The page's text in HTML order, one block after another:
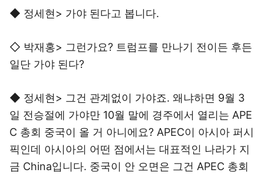
◆ 정세현> 가야 된다고 봅니다.
◇ 박재홍> 그런가요? 트럼프를 만나기 전이든 후든
일단 가야 된다?
◆ 정세현> 그건 관계없이 가야죠. 왜냐하면 9월 3
일 전승절에 가야만 10월 말에 경주에서 열리는 APE
C 총회 중국이 올 거 아니에요? APEC이 아시아 퍼시
픽인데 아시아의 어떤 점에서는 대표적인 나라가 지
금 China입니다. 중국이 안 오면은 그건 APEC 총회